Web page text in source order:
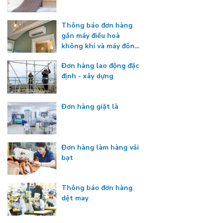
Thông báo đơn hàng
gắn máy điều hoà
không khí và máy đông
Đơn hàng lao động đặc
định - xây dựng
Đơn hàng giặt là
Đơn hàng làm hàng vải
bạt
Thông báo đơn hàng
dệt may